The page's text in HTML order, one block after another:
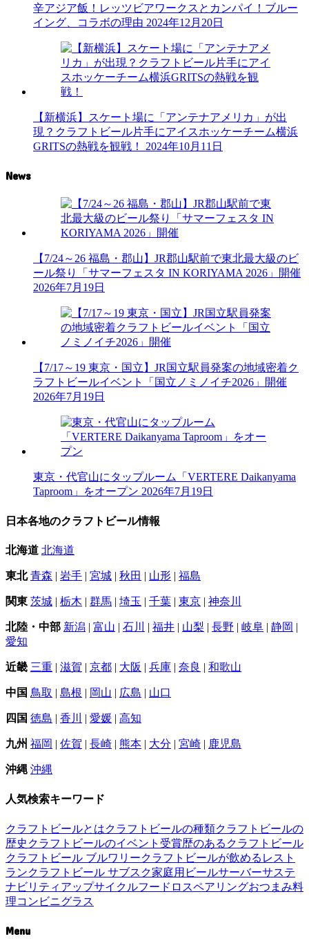
辛アジア飯！レッツビアワークスとカンパイ！ブルー
イング、コラボの理由 2024年12月20日
【新横浜】スケート場に「アンテナアメリカ」が出
現？クラフトビール片手にアイスホッケーチーム横浜
GRITSの熱戦を観戦！
2024年10月11日
News
【7/24～26 福島・郡山】JR郡山駅前で東北最大級のビ
ール祭り「サマーフェスタ IN KORIYAMA 2026」開催
2026年7月19日
【7/17～19 東京・国立】JR国立駅員発案の地域密着ク
ラフトビールイベント「国立ノミノイチ2026」開催
2026年7月19日
東京・代官山にタップルーム「VERTERE Daikanyama
Taproom」をオープン 2026年7月19日
日本各地のクラフトビール情報
北海道 北海道
東北 青森 | 岩手 | 宮城 | 秋田 | 山形 | 福島
関東 茨城 | 栃木 | 群馬 | 埼玉 | 千葉 | 東京 | 神奈川
北陸・中部 新潟 | 富山 | 石川 | 福井 | 山梨 | 長野 | 岐阜 | 静岡 |
愛知
近畿 三重 | 滋賀 | 京都 | 大阪 | 兵庫 | 奈良 | 和歌山
中国 鳥取 | 島根 | 岡山 | 広島 | 山口
四国 徳島 | 香川 | 愛媛 | 高知
九州 福岡 | 佐賀 | 長崎 | 熊本 | 大分 | 宮崎 | 鹿児島
沖縄 沖縄
人気検索キーワード
クラフトビールとはクラフトビールの種類クラフトビールの
歴史 クラフトビールのイベント 受賞歴のあるクラフトビール
クラフトビール ブルワリークラフトビールが飲めるレスト
ランクラフトビール サブスク家庭用ビールサーバーサステ
ナビリティ アップサイクルフードロスペアリングおつまみ料
理コンビニグラス
Menu